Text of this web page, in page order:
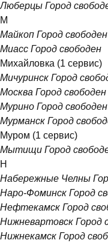
Люберцы Город
М
Майкоп Город свободен
Миасс Город свободен
Михайловка (1 сервис)
Мичуринск Город
Москва Город свободен
Мурино Город свободен
Мурманск Город
Муром (1 сервис)
Мытищи Город
Н
Набережные Челны
Наро-Фоминск Город
Нефтекамск Город
Нижневартовск Город
Нижнекамск Город